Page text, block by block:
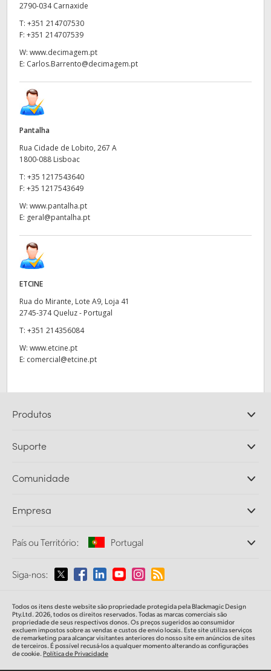
2790-034 Carnaxide
T: +351 214707530
F: +351 214707539
W: www.decimagem.pt
E: Carlos.Barrento@decimagem.pt
Pantalha
Rua Cidade de Lobito, 267 A
1800-088 Lisboac
T: +35 1217543640
F: +35 1217543649
W: www.pantalha.pt
E: geral@pantalha.pt
ETCINE
Rua do Mirante, Lote A9, Loja 41
2745-374 Queluz - Portugal
T: +351 214356084
W: www.etcine.pt
E: comercial@etcine.pt
Produtos
DaVinci Resolve e Fusion
Ultimatte
Captura e Reprodução
Conversão de Padrões
Monitoramento
Armazenamento em Rede
Roteamento e Distribuição
Streaming e Codificação
Suporte
Central de Suporte Técnico
Comunidade
Empresa
Sobre a Blackmagic Design
Imprensa
País ou Território: Portugal
Selecione seu país ou território
Australia
Austria
Siga-nos:
Todos os itens deste website são propriedade protegida pela Blackmagic Design
Pty.Ltd. 2026, todos os direitos reservados. Todas as marcas comerciais são
propriedade de seus respectivos donos. Os preços sugeridos ao consumidor
excluem impostos sobre as vendas e custos de envio locais. Este site utiliza serviços
de remarketing para alcançar visitantes anteriores do nosso site em anúncios de sites
de terceiros. É possível recusá-los a qualquer momento alterando as configurações
de cookie.Política de Privacidade